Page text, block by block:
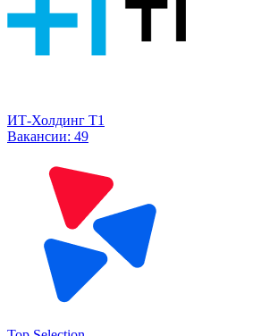
ИТ-Холдинг Т1
Вакансии: 49